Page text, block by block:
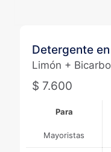
Detergente
Limón +
$ 7.600
Para
Mayoristas